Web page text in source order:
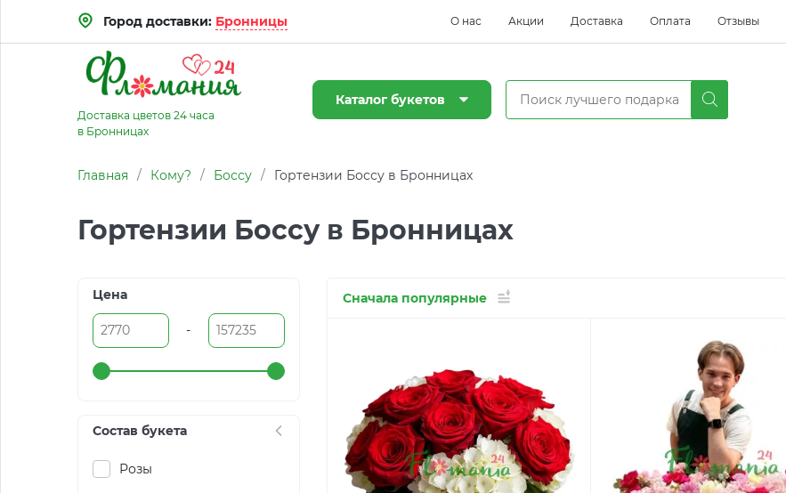
Город доставки: Бронницы О нас Акции Доставка Оплата Отзывы
Доставка цветов 24 часа
в Бронницах
Каталог букетов
Главная / Кому? / Боссу / Гортензии Боссу в Бронницах
Гортензии Боссу в Бронницах
Цена
-
Состав букета
Розы
Сначала популярные